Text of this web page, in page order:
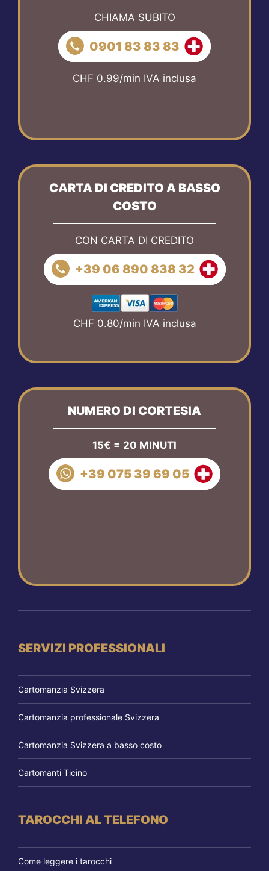
CHIAMA SUBITO
0901 83 83 83
CHF 0.99/min IVA inclusa
CARTA DI CREDITO A BASSO
COSTO
CON CARTA DI CREDITO
+39 06 890 838 32
CHF 0.80/min IVA inclusa
NUMERO DI CORTESIA
15€ = 20 MINUTI
+39 075 39 69 05
SERVIZI PROFESSIONALI
Cartomanzia Svizzera
Cartomanzia professionale Svizzera
Cartomanzia Svizzera a basso costo
Cartomanti Ticino
TAROCCHI AL TELEFONO
Come leggere i tarocchi